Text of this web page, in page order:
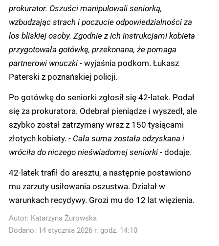
prokurator. Oszuści manipulowali seniorką,
wzbudzając strach i poczucie odpowiedzialności za
los bliskiej osoby. Zgodnie z ich instrukcjami kobieta
przygotowała gotówkę, przekonana, że pomaga
partnerowi wnuczki -wyjaśnia podkom. Łukasz
Paterski z poznańskiej policji.
Po gotówkę do seniorki zgłosił się 42-latek. Podał
się za prokuratora. Odebrał pieniądze i wyszedł, ale
szybko został zatrzymany wraz z 150 tysiącami
złotych kobiety. - Cała suma została odzyskana i
wróciła do niczego nieświadomej seniorki -dodaje.
42-latek trafił do aresztu, a następnie postawiono
mu zarzuty usiłowania oszustwa. Działał w
warunkach recydywy. Grozi mu do 12 lat więzienia.
Autor: Katarzyna Żurowska
Dodano: 14 stycznia 2026 r. godz. 14:10